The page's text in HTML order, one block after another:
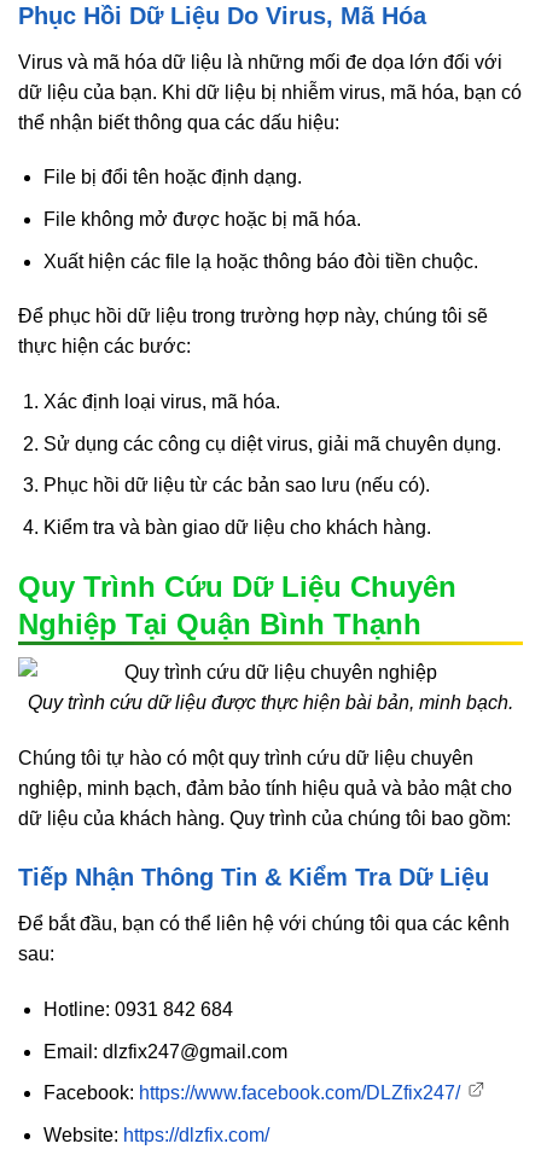
Phục Hồi Dữ Liệu Do Virus, Mã Hóa
Virus và mã hóa dữ liệu là những mối đe dọa lớn đối với
dữ liệu của bạn. Khi dữ liệu bị nhiễm virus, mã hóa, bạn có
thể nhận biết thông qua các dấu hiệu:
File bị đổi tên hoặc định dạng.
File không mở được hoặc bị mã hóa.
Xuất hiện các file lạ hoặc thông báo đòi tiền chuộc.
Để phục hồi dữ liệu trong trường hợp này, chúng tôi sẽ
thực hiện các bước:
Xác định loại virus, mã hóa.
Sử dụng các công cụ diệt virus, giải mã chuyên dụng.
Phục hồi dữ liệu từ các bản sao lưu (nếu có).
Kiểm tra và bàn giao dữ liệu cho khách hàng.
Quy Trình Cứu Dữ Liệu Chuyên
Nghiệp Tại Quận Bình Thạnh
Quy trình cứu dữ liệu được thực hiện bài bản, minh bạch.
Chúng tôi tự hào có một quy trình cứu dữ liệu chuyên
nghiệp, minh bạch, đảm bảo tính hiệu quả và bảo mật cho
dữ liệu của khách hàng. Quy trình của chúng tôi bao gồm:
Tiếp Nhận Thông Tin & Kiểm Tra Dữ Liệu
Để bắt đầu, bạn có thể liên hệ với chúng tôi qua các kênh
sau:
Hotline: 0931 842 684
Email: dlzfix247@gmail.com
Facebook: https://www.facebook.com/DLZfix247/
Website: https://dlzfix.com/